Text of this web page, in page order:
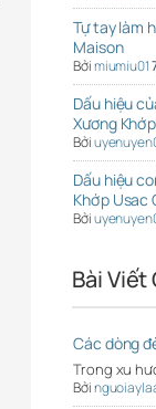
Tự tay làm
Maison
Bởimiumiu01
Dấu hiệu
Xương
Bởi
Dấu hiệu
Khớp Usac
Bởi
Bài Viết
Các dòng
Trong xu
Bởi